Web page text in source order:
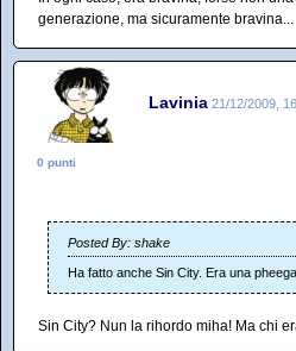
generazione, ma sicuramente bravina...
Lavinia 21/12/2009,
0 punti
Posted By: shake
Ha fatto anche Sin City. Era una
Sin City? Nun la rihordo miha! Ma chi